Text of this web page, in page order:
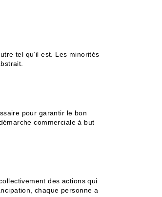
tel qu’il est. Les minorités
pour garantir le bon
commerciale à but
des actions qui
chaque personne a